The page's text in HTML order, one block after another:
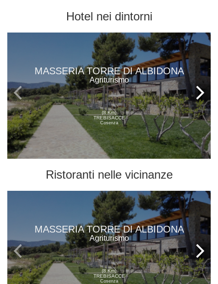
Hotel nei dintorni
MASSERIA TORRE DI ALBIDONA
Agriturismo
(8 Km)
TREBISACCE
Cosenza
Ristoranti nelle vicinanze
MASSERIA TORRE DI ALBIDONA
Agriturismo
(8 Km)
TREBISACCE
Cosenza